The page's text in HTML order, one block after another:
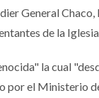
General
de la
la cual
por el Ministerio